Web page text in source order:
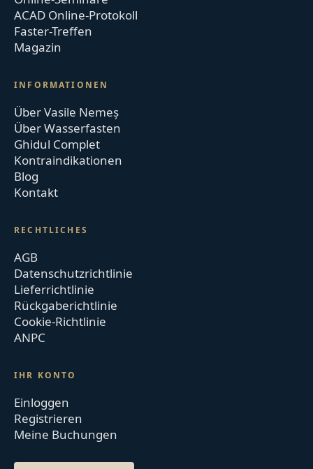
ACAD Online-Protokoll
Faster-Treffen
Magazin
INFORMATIONEN
Über Vasile Nemeș
Über Wasserfasten
Ghidul Complet
Kontraindikationen
Blog
Kontakt
RECHTLICHES
AGB
Datenschutzrichtlinie
Lieferrichtlinie
Rückgaberichtlinie
Cookie-Richtlinie
ANPC
IHR KONTO
Einloggen
Registrieren
Meine Buchungen